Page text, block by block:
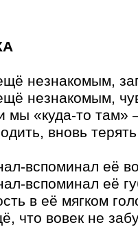
незнакомым,
незнакомым,
мы «куда-то там»
вновь
вспоминал её
вспоминал её
в её мягком
что вовек не